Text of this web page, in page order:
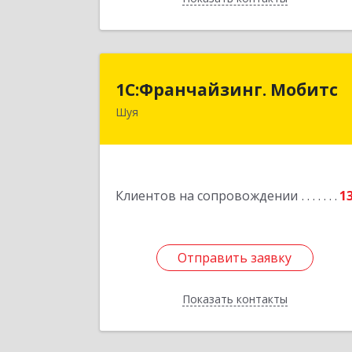
1С:Франчайзинг. Мобитс
Шуя
Клиентов на сопровождении
Отправить заявку
Показать контакты
1С:Франчайзинг. Мобитс
Отправить заявку
Назад